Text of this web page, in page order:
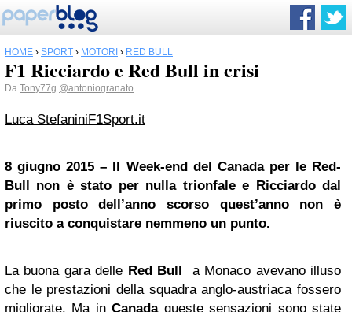
HOME › SPORT › MOTORI › RED BULL
F1 Ricciardo e Red Bull in crisi
Da Tony77g @antoniogranato
Luca StefaniniF1Sport.it
8 giugno 2015 – Il Week-end del Canada per le Red-
Bull non è stato per nulla trionfale e Ricciardo dal
primo posto dell’anno scorso quest’anno non è
riuscito a conquistare nemmeno un punto.
La buona gara delle Red Bull a Monaco avevano illuso
che le prestazioni della squadra anglo-austriaca fossero
migliorate. Ma inCanadaqueste sensazioni sono state